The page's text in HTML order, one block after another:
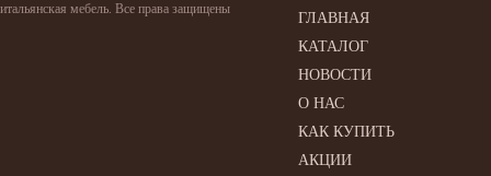
итальянская мебель. Все права защищены
ГЛАВНАЯ
КАТАЛОГ
НОВОСТИ
О НАС
КАК КУПИТЬ
АКЦИИ